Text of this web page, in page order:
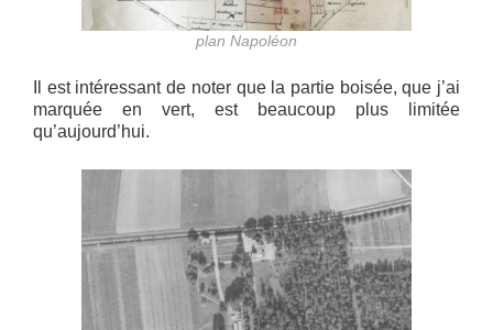
plan Napoléon
Il est intéressant de noter que la partie boisée, que j’ai
marquée en vert, est beaucoup plus limitée
qu’aujourd’hui.